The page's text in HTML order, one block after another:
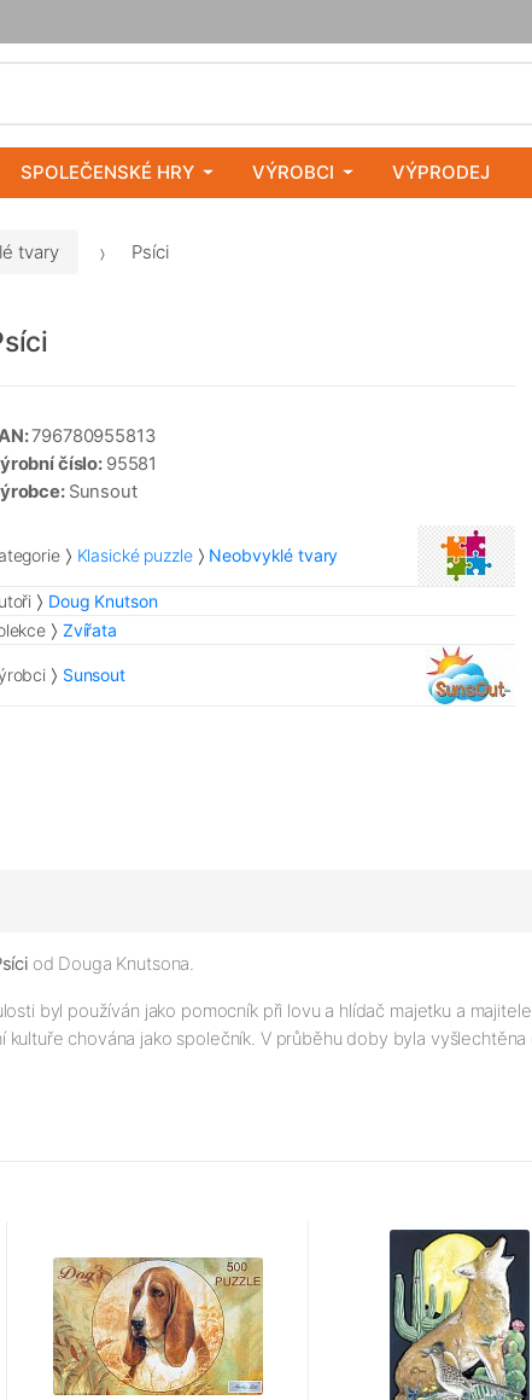
SPOLEČENSKÉ HRY VÝROBCI VÝPRODEJ
tvary Psíci
796780955813
číslo: 95581
Sunsout
Klasické puzzle Neobvyklé tvary
Doug Knutson
Zvířata
Sunsout
od Douga Knutsona.
byl používán jako pomocník při lovu a hlídač majetku a
chována jako společník. V průběhu doby byla